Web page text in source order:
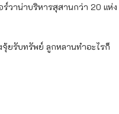
ร์วาน่าบริหารสุสานกว่า 20 แห่ง
ยรับทรัพย์ ลูกหลานทำอะไรก็